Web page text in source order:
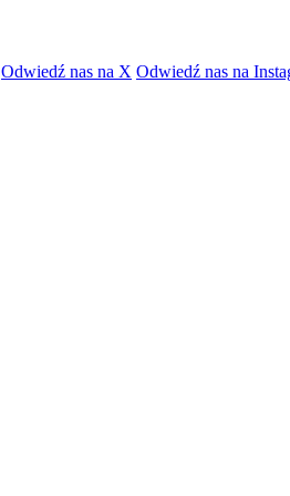
Odwiedź nas na X Odwiedź nas na